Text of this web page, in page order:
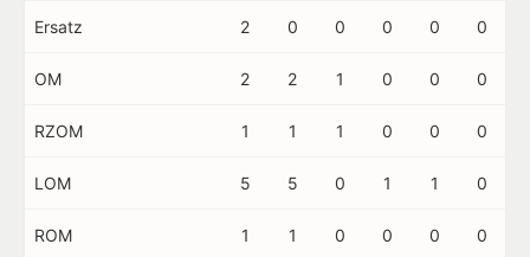
Ersatz 2 0 0 0 0 0
OM 2 2 1 0 0 0
RZOM 1 1 1 0 0 0
LOM 5 5 0 1 1 0
ROM 1 1 0 0 0 0